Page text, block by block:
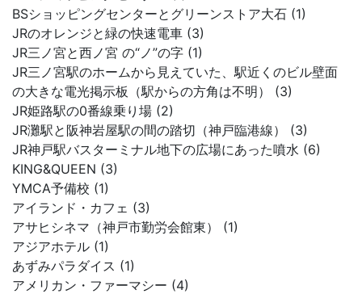
BSショッピングセンターとグリーンストア大石 (1)
JRのオレンジと緑の快速電車 (3)
JR三ノ宮と西ノ宮 の“ノ”の字 (1)
JR三ノ宮駅のホームから見えていた、駅近くのビル壁面
の大きな電光掲示板（駅からの方角は不明） (3)
JR姫路駅の0番線乗り場 (2)
JR灘駅と阪神岩屋駅の間の踏切（神戸臨港線） (3)
JR神戸駅バスターミナル地下の広場にあった噴水 (6)
KING&QUEEN (3)
YMCA予備校 (1)
アイランド・カフェ (3)
アサヒシネマ（神戸市勤労会館東） (1)
アジアホテル (1)
あずみパラダイス (1)
アメリカン・ファーマシー (4)